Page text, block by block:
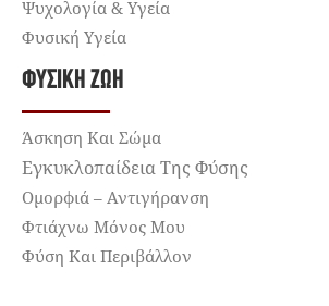
Ψυχολογία & Υγεία
Φυσική Υγεία
ΦΥΣΙΚΉ ΖΩΉ
Άσκηση Και Σώμα
Εγκυκλοπαίδεια Της Φύσης
Ομορφιά – Αντιγήρανση
Φτιάχνω Μόνος Μου
Φύση Και Περιβάλλον